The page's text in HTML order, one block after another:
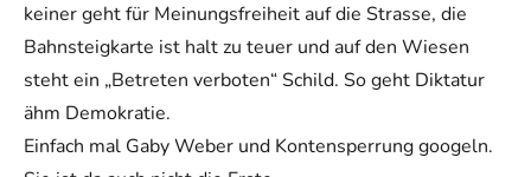
keiner geht für Meinungsfreiheit auf die Strasse, die
Bahnsteigkarte ist halt zu teuer und auf den Wiesen
steht ein „Betreten verboten“ Schild. So geht Diktatur
ähm Demokratie.
Einfach mal Gaby Weber und Kontensperrung googeln.